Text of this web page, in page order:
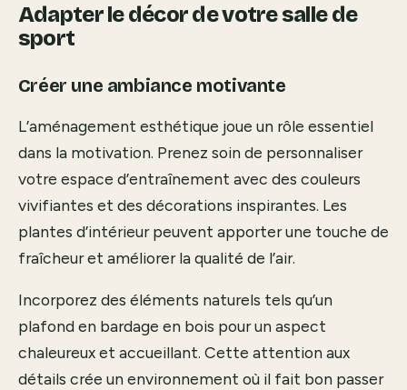
Adapter le décor de votre salle de
sport
Créer une ambiance motivante
L’aménagement esthétique joue un rôle essentiel
dans la motivation. Prenez soin de personnaliser
votre espace d’entraînement avec des couleurs
vivifiantes et des décorations inspirantes. Les
plantes d’intérieur peuvent apporter une touche de
fraîcheur et améliorer la qualité de l’air.
Incorporez des éléments naturels tels qu’un
plafond en bardage en bois pour un aspect
chaleureux et accueillant. Cette attention aux
détails crée un environnement où il fait bon passer